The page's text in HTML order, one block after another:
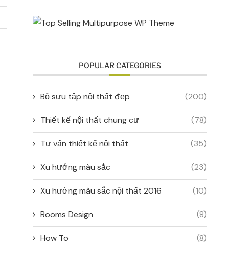
POPULAR CATEGORIES
Bộ sưu tập nội thất đẹp (200)
Thiết kế nội thất chung cư (78)
Tư vấn thiết kế nội thất (35)
Xu hướng màu sắc (23)
Xu hướng màu sắc nội thất 2016 (10)
Rooms Design (8)
How To (8)